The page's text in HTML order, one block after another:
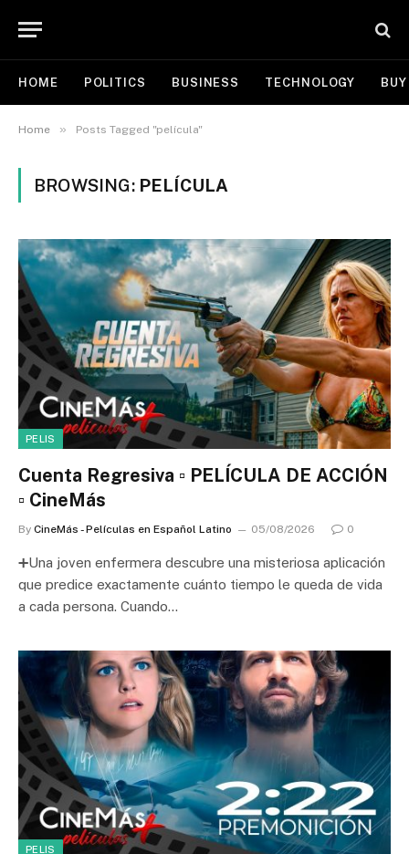
HOME POLITICS BUSINESS TECHNOLOGY
Home » Posts Tagged "película"
BROWSING: PELÍCULA
PELIS
Cuenta Regresiva ▫️ PELÍCULA DE ACCIÓN
▫️ CineMás
By CineMás - Películas en Español Latino 05/08/2026 0
➕Una joven enfermera descubre una misteriosa aplicación
que predice exactamente cuánto tiempo le queda de vida
a cada persona. Cuando…
PELIS